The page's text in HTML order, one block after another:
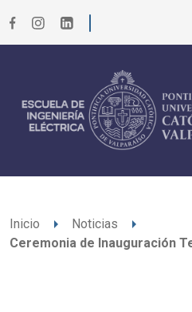
Inicio arrow_right Noticias arrow_right
Ceremonia de Inauguración